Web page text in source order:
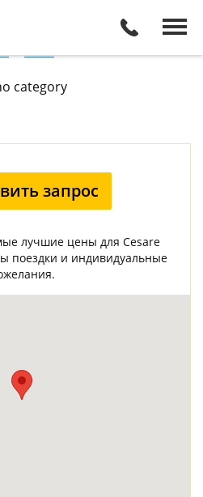
Описание отеля
category
запрос
лучшие цены для Cesare
поездки и индивидуальные